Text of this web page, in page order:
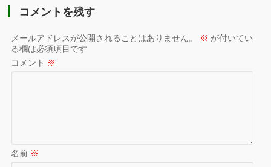
コメントを残す
メールアドレスが公開されることはありません。 ※ が付いてい
る欄は必須項目です
コメント ※
名前 ※